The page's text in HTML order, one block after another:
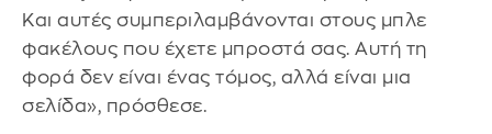
Και αυτές συμπεριλαμβάνονται στους μπλε
φακέλους που έχετε μπροστά σας. Αυτή τη
φορά δεν είναι ένας τόμος, αλλά είναι μια
σελίδα», πρόσθεσε.